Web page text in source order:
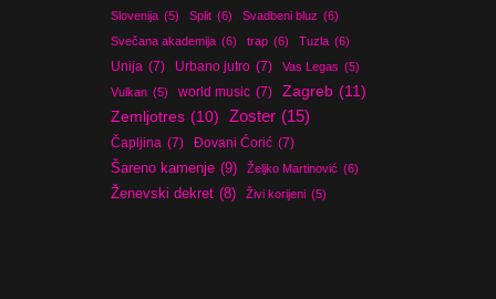
Slovenija (5) Split (6) Svadbeni bluz (6)
Svečana akademija (6) trap (6) Tuzla (6)
Unija (7) Urbano jutro (7) Vas Legas (5)
Vulkan (5) world music (7) Zagreb (11)
Zemljotres (10) Zoster (15)
Čapljina (7) Đovani Ćorić (7)
Šareno kamenje (9) Željko Martinović (6)
Ženevski dekret (8) Živi korijeni (5)